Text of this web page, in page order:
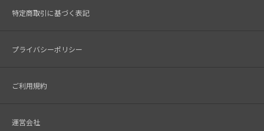
特定商取引に基づく表記
プライバシーポリシー
ご利用規約
運営会社